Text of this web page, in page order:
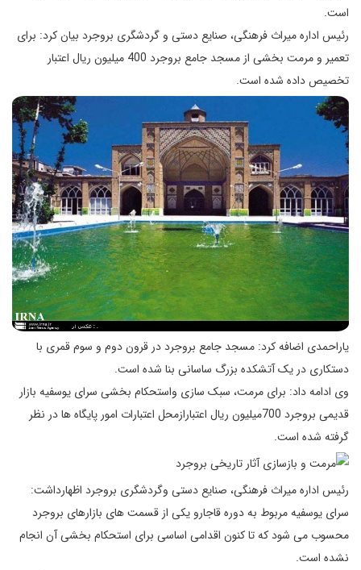
است.
رئیس اداره میراث فرهنگی، صنایع دستی و گردشگری بروجرد بیان کرد: برای
تعمیر و مرمت بخشی از مسجد جامع بروجرد 400 میلیون ریال اعتبار
تخصیص داده شده است.
یاراحمدی اضافه کرد: مسجد جامع بروجرد در قرون دوم و سوم قمری با
دستکاری در یک آتشکده بزرگ ساسانی بنا شده است.
وی ادامه داد: برای مرمت، سبک سازی واستحکام بخشی سرای یوسفیه بازار
قدیمی بروجرد 700میلیون ریال اعتبارازمحل اعتبارات امور پایگاه ها در نظر
گرفته شده است.
رئیس اداره میراث فرهنگی، صنایع دستی وگردشگری بروجرد اظهارداشت:
سرای یوسفیه مربوط به دوره قاجارو یکی از قسمت های بازارهای بروجرد
محسوب می شود که تا کنون اقدامی اساسی برای استحکام بخشی آن انجام
نشده است.